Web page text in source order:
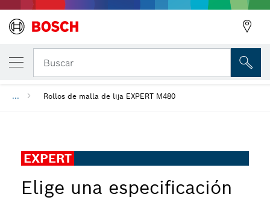
Buscar
... Rollos de malla de lija EXPERT M480
EXPERT
Elige una especificación
Red de lijado EXPERT M480